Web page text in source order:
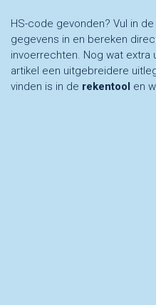
HS-code gevonden? Vul in
gegevens in en bereken
invoerrechten. Nog wat extra
artikel een uitgebreidere
vinden is in de rekentool en